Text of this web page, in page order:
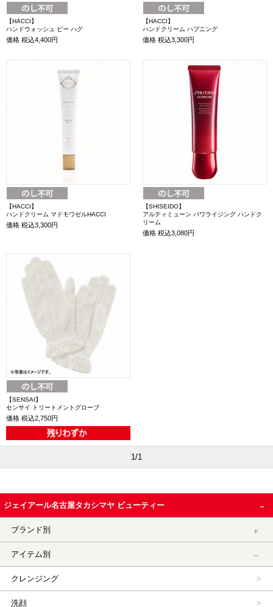
【HACCI】
ハンドウォッシュ ビー ハグ
価格 税込4,400円
【HACCI】
ハンドクリーム ハプニング
価格 税込3,300円
【HACCI】
ハンドクリーム マドモワゼルHACCI
価格 税込3,300円
【SHISEIDO】
アルティミューン パワライジング ハンドク
リーム
価格 税込3,080円
【SENSAI】
センサイ トリートメントグローブ
価格 税込2,750円
1/1
ジェイアール名古屋タカシマヤ ビューティー
ブランド別
アイテム別
クレンジング
洗顔